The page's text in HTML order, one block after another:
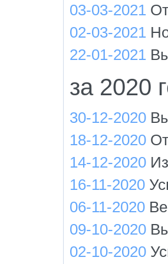
03-03-2021
02-03-2021
22-01-2021
за 2020
30-12-2020
18-12-2020
14-12-2020
16-11-2020
06-11-2020
09-10-2020
02-10-2020